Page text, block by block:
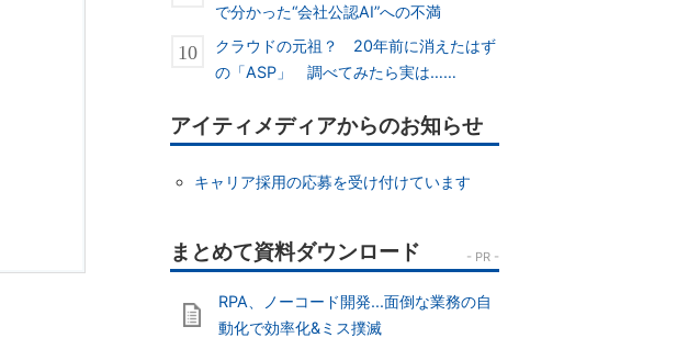
で分かった“会社公認AI”への不満
クラウドの元祖？ 20年前に消えたはず
の「ASP」 調べてみたら実は……
アイティメディアからのお知らせ
キャリア採用の応募を受け付けています
RPA、ノーコード開発...面倒な業務の自
動化で効率化&ミス撲滅